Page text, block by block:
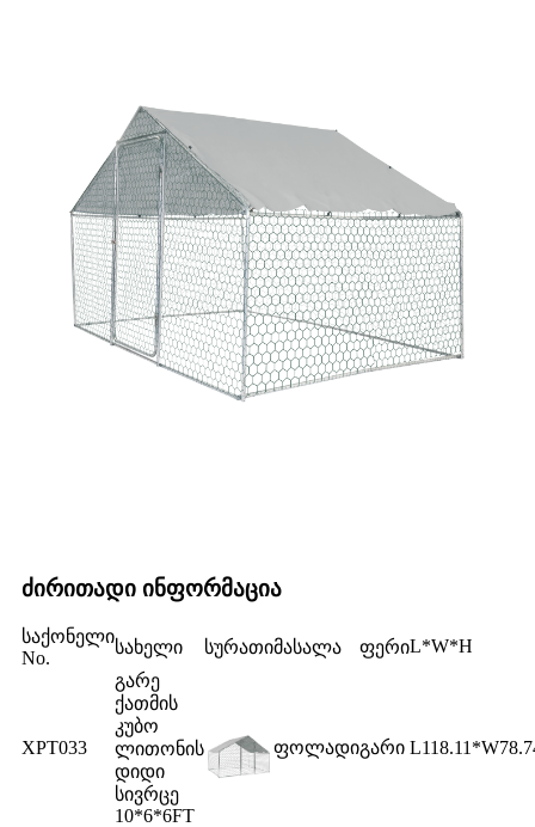
ძირითადი ინფორმაცია
საქონელი
No.
სახელი სურათიმასალა ფერიL*W*H
XPT033
გარე
ქათმის
კუბო
ლითონის
დიდი
სივრცე
10*6*6FT
ფოლადიგარი